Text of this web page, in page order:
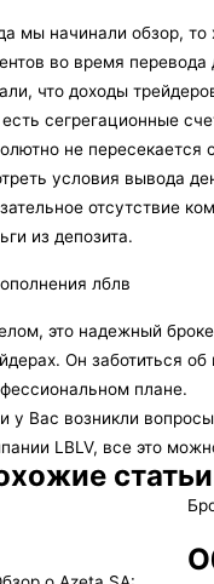
мы начинали обзор, то
во время
что доходы
есть сегрегационные
не пересекается
условия вывода
отсутствие
из депозита.
это надежный
Он заботиться
плане.
у Вас возникли
LBLV, все это
статьи